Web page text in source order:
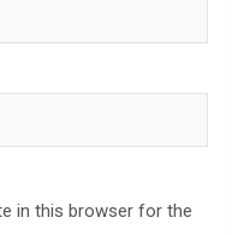
in this browser for the